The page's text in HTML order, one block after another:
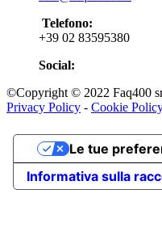
Telefono:
+39 02 83595380
Social:
©Copyright © 2022 Faq400
Privacy Policy - Cookie
Informativa sulla
Le tue